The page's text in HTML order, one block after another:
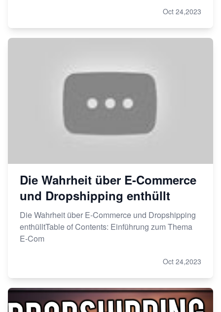
Oct 24,2023
Die Wahrheit über E-Commerce
und Dropshipping enthüllt
Die Wahrheit über E-Commerce und Dropshipping
enthülltTable of Contents: Einführung zum Thema
E-Com
Oct 24,2023